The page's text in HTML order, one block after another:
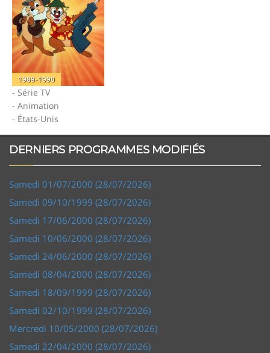
1989-1990
- Série TV
- Animation
- États-Unis
DERNIERS PROGRAMMES MODIFIÉS
Samedi 01/07/2000 (28/07/2026)
Samedi 09/10/1999 (28/07/2026)
Samedi 17/06/2000 (28/07/2026)
Samedi 10/06/2000 (28/07/2026)
Samedi 24/06/2000 (28/07/2026)
Samedi 08/04/2000 (28/07/2026)
Samedi 18/09/1999 (28/07/2026)
Samedi 02/10/1999 (28/07/2026)
Mercredi 10/05/2000 (28/07/2026)
Samedi 22/04/2000 (28/07/2026)